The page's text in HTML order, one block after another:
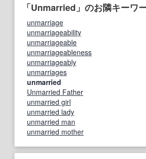
「Unmarried」のお隣キーワ
unmarriage
unmarriageability
unmarriageable
unmarriageableness
unmarriageably
unmarriages
unmarried
Unmarried Father
unmarried girl
unmarried lady
unmarried man
unmarried mother